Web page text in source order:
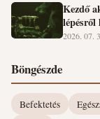
Kezdő
lépésről
2026. 07.
Böngészde
Befektetés